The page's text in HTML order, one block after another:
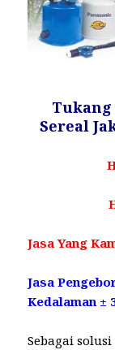
Tukang
Sereal
Jasa Yang
Jasa
Kedalaman ±
Sebagai